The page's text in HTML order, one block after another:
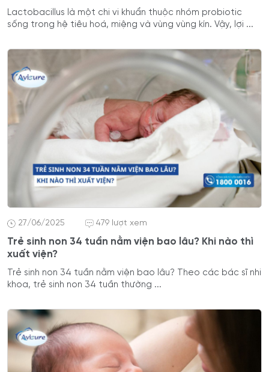
Lactobacillus là một chi vi khuẩn thuộc nhóm probiotic
sống trong hệ tiêu hoá, miệng và vùng vùng kín. Vậy, lợi ...
27/06/2025 479 lượt xem
Trẻ sinh non 34 tuần nằm viện bao lâu? Khi nào thì
xuất viện?
Trẻ sinh non 34 tuần nằm viện bao lâu? Theo các bác sĩ nhi
khoa, trẻ sinh non 34 tuần thường ...